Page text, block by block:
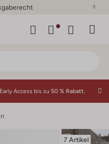
Access bis zu 50 % Rabatt.
7 Artikel